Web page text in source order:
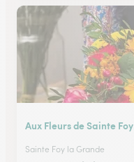
Aux Fleurs de Sainte Foy
Sainte Foy la Grande